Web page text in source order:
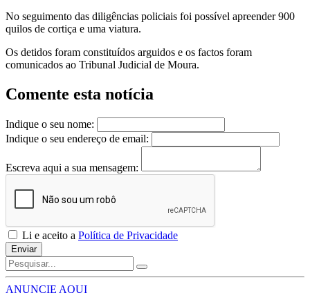
No seguimento das diligências policiais foi possível apreender 900
quilos de cortiça e uma viatura.
Os detidos foram constituídos arguidos e os factos foram
comunicados ao Tribunal Judicial de Moura.
Comente esta notícia
Indique o seu nome:
Indique o seu endereço de email:
Escreva aqui a sua mensagem:
Li e aceito a Política de Privacidade
Enviar
ANUNCIE AQUI